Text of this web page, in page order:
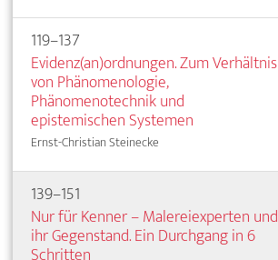
119–137
Evidenz(an)ordnungen. Zum Verhältnis
von Phänomenologie,
Phänomenotechnik und
epistemischen Systemen
Ernst-Christian Steinecke
139–151
Nur für Kenner – Malereiexperten und
ihr Gegenstand. Ein Durchgang in 6